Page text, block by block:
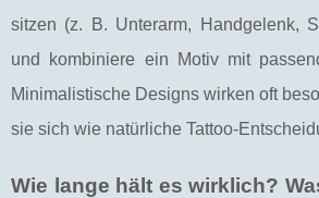
sitzen (z. B. Unterarm, Handgelenk,
und kombiniere ein Motiv mit
Minimalistische Designs wirken oft
sie sich wie natürliche Tattoo-
Wie lange hält es wirklich?